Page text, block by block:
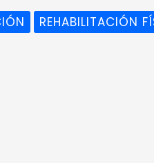
REHABILITACIÓN